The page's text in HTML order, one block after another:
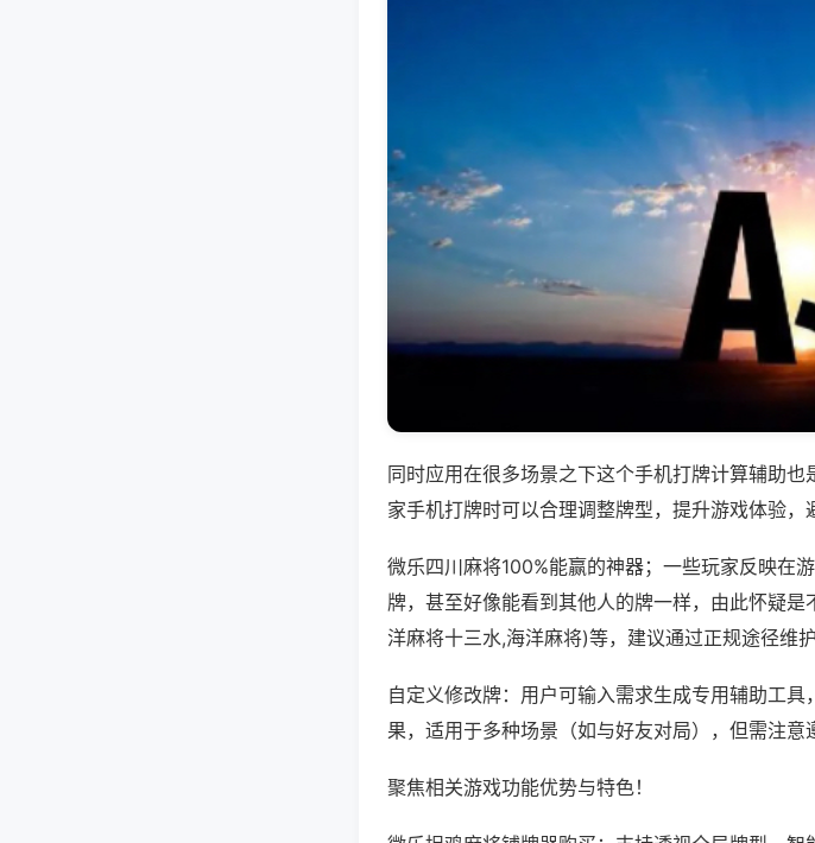
同时应用在很多场景之下这个手机打牌计算辅助
家手机打牌时可以合理调整牌型，提升游戏体验，
微乐四川麻将100%能赢的神器；一些玩家反映在
牌，甚至好像能看到其他人的牌一样，由此怀疑
洋麻将十三水,海洋麻将)等，建议通过正规途径维护
自定义修改牌：用户可输入需求生成专用辅助工
果，适用于多种场景（如与好友对局），但需注意
聚焦相关游戏功能优势与特色！